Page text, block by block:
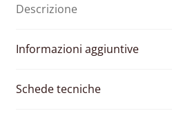
8000
quantità
Descrizione
Informazioni aggiuntive
Schede tecniche